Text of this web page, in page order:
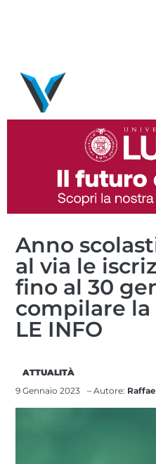
Anno
al via le
fino al 30
compilare la
LE INFO
ATTUALITÀ
9 Gennaio 2023
– Autore: